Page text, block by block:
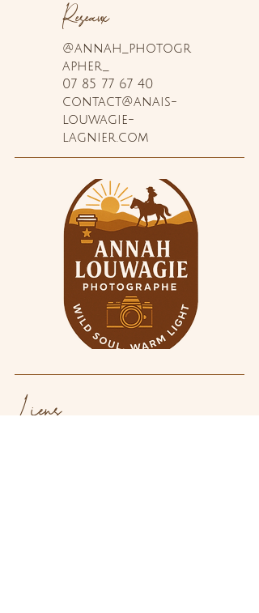
Réseaux
@annah_photogr
apher_
07 85 77 67 40
contact@anais-
louwagie-
lagnier.com
Liens